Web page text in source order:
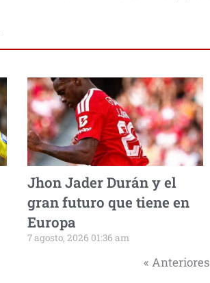
Jhon Jader Durán y el
gran futuro que tiene en
Europa
7 agosto, 2026 01:36 am
« Anteriores